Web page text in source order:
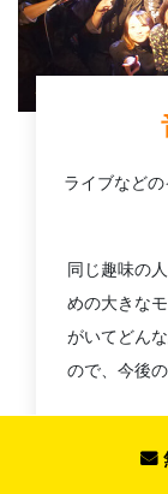
ライブなど
同じ趣味の
めの大きな
がいてどん
ので、今後
また、
たての方が